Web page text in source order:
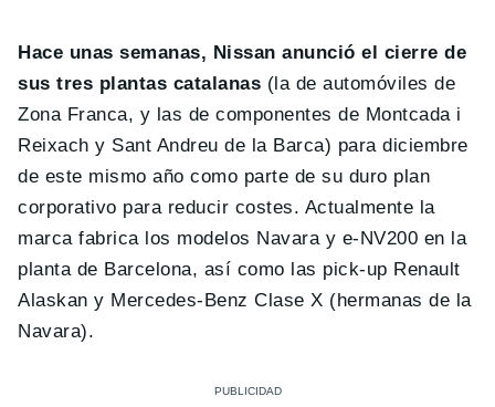
Hace unas semanas, Nissan anunció el cierre de
sus tres plantas catalanas (la de automóviles de
Zona Franca, y las de componentes de Montcada i
Reixach y Sant Andreu de la Barca) para diciembre
de este mismo año como parte de su duro plan
corporativo para reducir costes. Actualmente la
marca fabrica los modelos Navara y e-NV200 en la
planta de Barcelona, así como las pick-up Renault
Alaskan y Mercedes-Benz Clase X (hermanas de la
Navara).